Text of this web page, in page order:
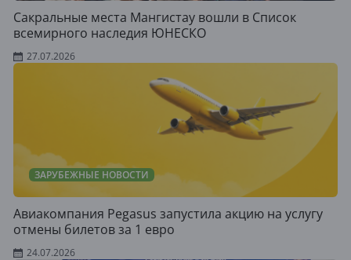
Сакральные места Мангистау вошли в Список
всемирного наследия ЮНЕСКО
27.07.2026
ЗАРУБЕЖНЫЕ НОВОСТИ
Авиакомпания Pegasus запустила акцию на услугу
отмены билетов за 1 евро
24.07.2026